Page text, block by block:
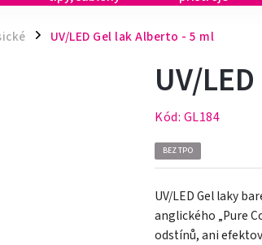
/ UV/LED Gel lak Alberto - 5 ml
UV/
Kód: GL184
BEZ TPO
UV/LED Gel laky
anglického „Pure
odstínů, ani